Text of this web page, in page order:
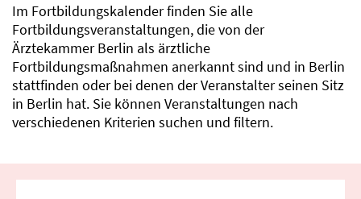
Im Fortbildungskalender finden Sie alle
Fortbildungsveranstaltungen, die von der
Ärztekammer Berlin als ärztliche
Fortbildungsmaßnahmen anerkannt sind und in Berlin
stattfinden oder bei denen der Veranstalter seinen Sitz
in Berlin hat. Sie können Veranstaltungen nach
verschiedenen Kriterien suchen und filtern.
Fortbildungssuche